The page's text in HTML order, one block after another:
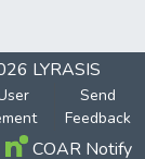
LYRASIS
Send
Feedback
COAR Notify